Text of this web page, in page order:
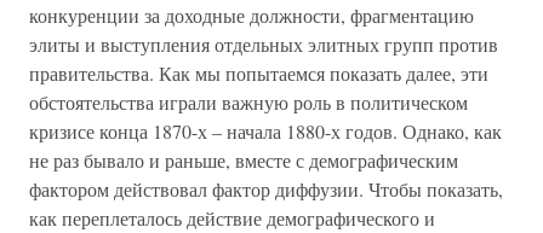
конкуренции за доходные должности, фрагментацию
элиты и выступления отдельных элитных групп против
правительства. Как мы попытаемся показать далее, эти
обстоятельства играли важную роль в политическом
кризисе конца 1870-х – начала 1880-х годов. Однако, как
не раз бывало и раньше, вместе с демографическим
фактором действовал фактор диффузии. Чтобы показать,
как переплеталось действие демографического и